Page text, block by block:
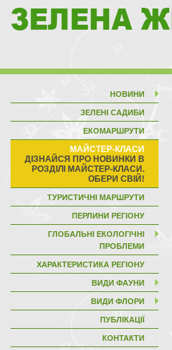
НОВИНИ
ЗЕЛЕНІ САДИБИ
ЕКОМАРШРУТИ
МАЙСТЕР-КЛАСИ
ТУРИСТИЧНІ МАРШРУТИ
ПЕРЛИНИ РЕГІОНУ
ГЛОБАЛЬНІ ЕКОЛОГІЧНІ
ПРОБЛЕМИ
ХАРАКТЕРИСТИКА РЕГІОНУ
ВИДИ ФАУНИ
ВИДИ ФЛОРИ
ПУБЛІКАЦІЇ
КОНТАКТИ